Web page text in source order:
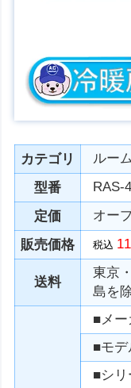
カテゴリ
ルー
型番
RAS-
定価
オー
販売価格
税込
送料
東京
島を
■メ
■モデ
■シ